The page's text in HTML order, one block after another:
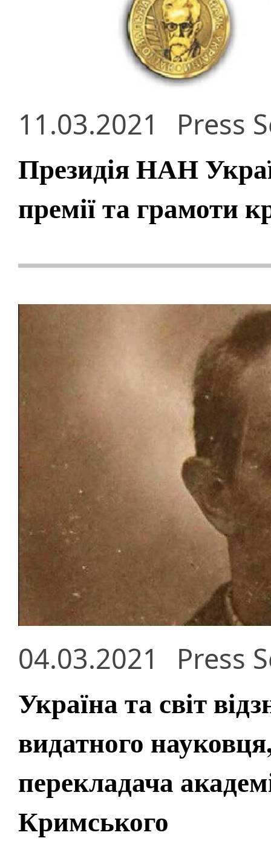
11.03.2021 Press
Президія НАН
премії та грамоти
04.03.2021 Press
Україна та світ
видатного
перекладача
Кримського